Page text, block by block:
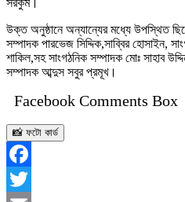
উক্ত অনুষ্ঠানে অন্যান্যের মধ্যে উপস্থিত
সম্পাদক পারভেজ সিদ্দিক,সাব্বির হোসাইন,
শাকিল,সহ সাংগঠনিক সম্পাদক মোঃ সাহাব
সম্পাদক আব্দুস সবুর প্রমূখ।
Facebook Comments Box
📸 ফটো কার্ড
Facebook